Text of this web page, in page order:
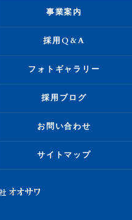
事業案内
採用Q&A
フォトギャラリー
採用ブログ
お問い合わせ
サイトマップ